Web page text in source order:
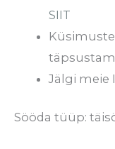
SIIT
Jälgi
Sööda tüüp: